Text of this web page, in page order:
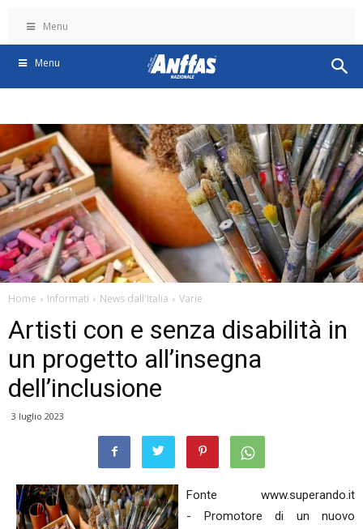
Menu
Menu
Home Informati News dall'Italia Varie
Artisti con e senza disabilità in
un progetto all’insegna
dell’inclusione
3 luglio 2023
Fonte www.superando.it
- Promotore di un nuovo